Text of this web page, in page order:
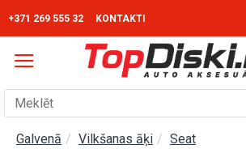
+371 269 555 32 KONTAKTI
Galvenā Vilkšanas āķi
Seat